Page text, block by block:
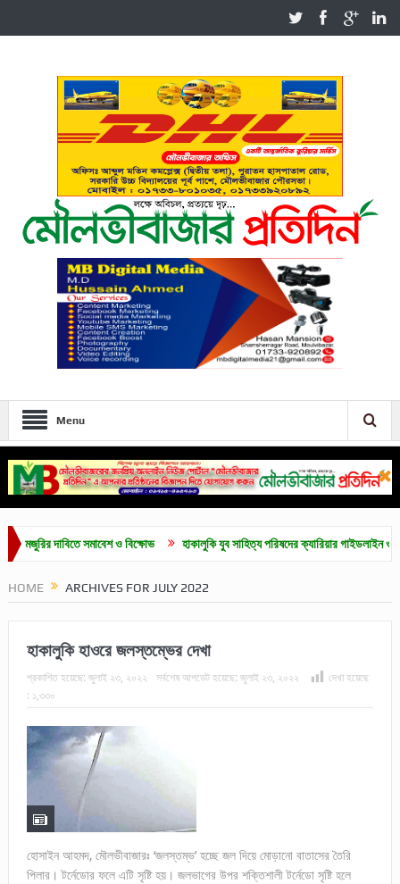
Menu
সমাবেশ ও বিক্ষোভ হাকালুকি যুব সাহিত্য পরিষদের ক্যারিয়ার গাইডলাইন ও মেধাবৃত্তি
HOME ARCHIVES FOR JULY 2022
হাকালুকি হাওরে জলস্তম্ভের দেখা
প্রকাশিত হয়েছে: জুলাই ২৩, ২০২২ সর্বশেষ আপডেট হয়েছে: জুলাই ২৩, ২০২২
দেখা হয়েছে
: ১,৩৩০
হোসাইন আহমদ, মৌলভীবাজারঃ ‘জলস্তম্ভ’ হচ্ছে জল দিয়ে মোড়ানো বাতাসের তৈরি
পিলার। টর্নেডোর ফলে এটি সৃষ্টি হয়। জলভাগের উপর শক্তিশালী টর্নেডো সৃষ্টি হলে